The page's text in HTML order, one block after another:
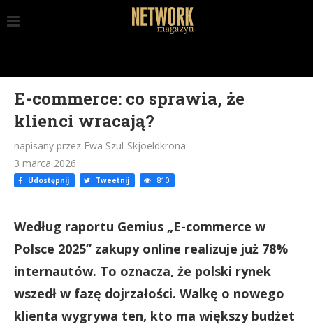
E-commerce: co sprawia, że
klienci wracają?
napisany przez Ewa Szul-Skjoeldkrona
3 marca 2026
Udostępnij Tweetnij 810
Według raportu Gemius „E-commerce w
Polsce 2025” zakupy online realizuje już 78%
internautów. To oznacza, że polski rynek
wszedł w fazę dojrzałości. Walkę o nowego
klienta wygrywa ten, kto ma większy budżet